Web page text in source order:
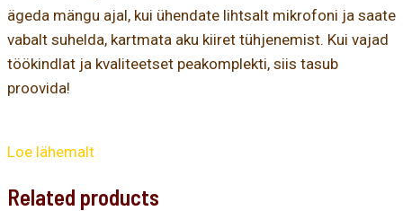
ägeda mängu ajal, kui ühendate lihtsalt mikrofoni ja saate
vabalt suhelda, kartmata aku kiiret tühjenemist. Kui vajad
töökindlat ja kvaliteetset peakomplekti, siis tasub
proovida!
Loe lähemalt
Related products